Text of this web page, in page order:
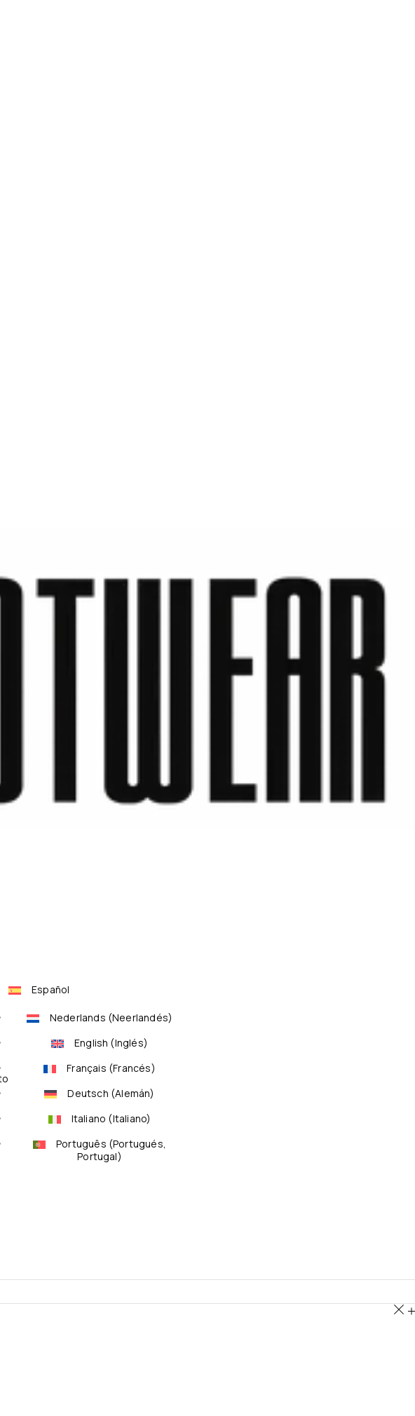
Español
Nederlands (Neerlandés)
English (Inglés)
Français (Francés)
Deutsch (Alemán)
Italiano (Italiano)
Português (Portugués,
Portugal)